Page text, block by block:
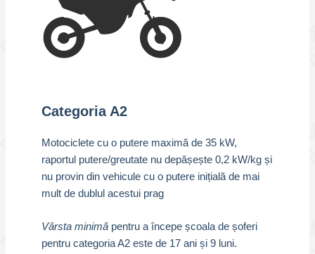
Categoria A2
Motociclete cu o putere maximă de 35 kW,
raportul putere/greutate nu depășește 0,2 kW/kg și
nu provin din vehicule cu o putere inițială de mai
mult de dublul acestui prag
Vârsta minimăpentru a începe școala de șoferi
pentru categoria A2 este de 17 ani și 9 luni.